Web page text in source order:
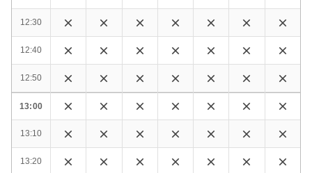
12:30
12:40
12:50
13:00
13:10
13:20